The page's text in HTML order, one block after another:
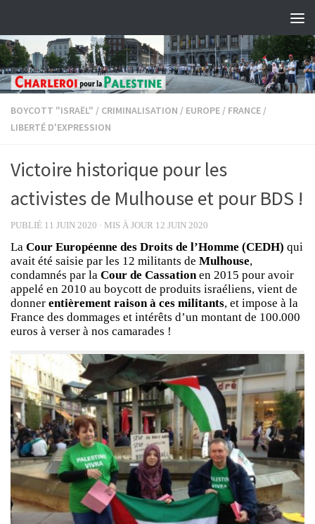
BOYCOTT "ISRAËL" / CRIMINALISATION / EUROPE / FRANCE /
LIBERTÉ D'EXPRESSION
Victoire historique pour les
activistes de Mulhouse et pour BDS !
PUBLIÉ 11 JUIN 2020 · MIS À JOUR 12 JUIN 2020
La Cour Européenne des Droits de l’Homme (CEDH) qui
avait été saisie par les 12 militants de Mulhouse,
condamnés par la Cour de Cassationen 2015 pour avoir
appelé en 2010 au boycott de produits israéliens, vient de
donner entièrement raison à ces militants, et impose à la
France des dommages et intérêts d’un montant de 100.000
euros à verser à nos camarades !